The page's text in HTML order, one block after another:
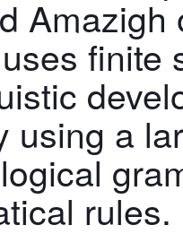
finite
using a
rules.